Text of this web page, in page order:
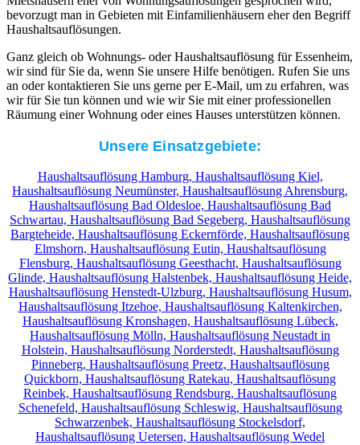
bevorzugt man in Gebieten mit Einfamilienhäusern eher den Begriff
Haushaltsauflösungen.
Ganz gleich ob Wohnungs- oder Haushaltsauflösung für Essenheim,
wir sind für Sie da, wenn Sie unsere Hilfe benötigen. Rufen Sie uns
an oder kontaktieren Sie uns gerne per E-Mail, um zu erfahren, was
wir für Sie tun können und wie wir Sie mit einer professionellen
Räumung einer Wohnung oder eines Hauses unterstützen können.
Unsere Einsatzgebiete:
Haushaltsauflösung Hamburg, Haushaltsauflösung Kiel,
Haushaltsauflösung Neumünster, Haushaltsauflösung Ahrensburg,
Haushaltsauflösung Bad Oldesloe, Haushaltsauflösung Bad
Schwartau, Haushaltsauflösung Bad Segeberg, Haushaltsauflösung
Bargteheide, Haushaltsauflösung Eckernförde, Haushaltsauflösung
Elmshorn, Haushaltsauflösung Eutin, Haushaltsauflösung
Flensburg, Haushaltsauflösung Geesthacht, Haushaltsauflösung
Glinde, Haushaltsauflösung Halstenbek, Haushaltsauflösung Heide,
Haushaltsauflösung Henstedt-Ulzburg, Haushaltsauflösung Husum,
Haushaltsauflösung Itzehoe, Haushaltsauflösung Kaltenkirchen,
Haushaltsauflösung Kronshagen, Haushaltsauflösung Lübeck,
Haushaltsauflösung Mölln, Haushaltsauflösung Neustadt in
Holstein, Haushaltsauflösung Norderstedt, Haushaltsauflösung
Pinneberg, Haushaltsauflösung Preetz, Haushaltsauflösung
Quickborn, Haushaltsauflösung Ratekau, Haushaltsauflösung
Reinbek, Haushaltsauflösung Rendsburg, Haushaltsauflösung
Schenefeld, Haushaltsauflösung Schleswig, Haushaltsauflösung
Schwarzenbek, Haushaltsauflösung Stockelsdorf,
Haushaltsauflösung Uetersen, Haushaltsauflösung Wedel